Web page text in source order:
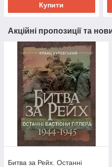
Купити
Акційні пропозиції та
Битва за Рейх. Останні